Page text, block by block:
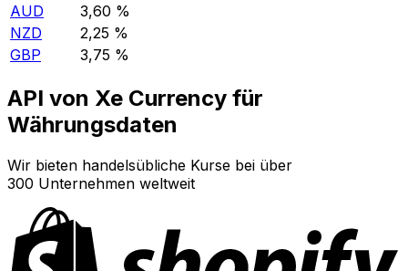
AUD
3,60 %
NZD
2,25 %
GBP
3,75 %
API von Xe Currency für
Währungsdaten
Wir bieten handelsübliche Kurse bei über
300 Unternehmen weltweit